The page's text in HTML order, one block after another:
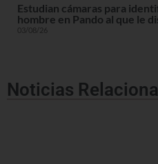
Estudian cámaras para
hombre en Pando al que le
03/08/26
Noticias